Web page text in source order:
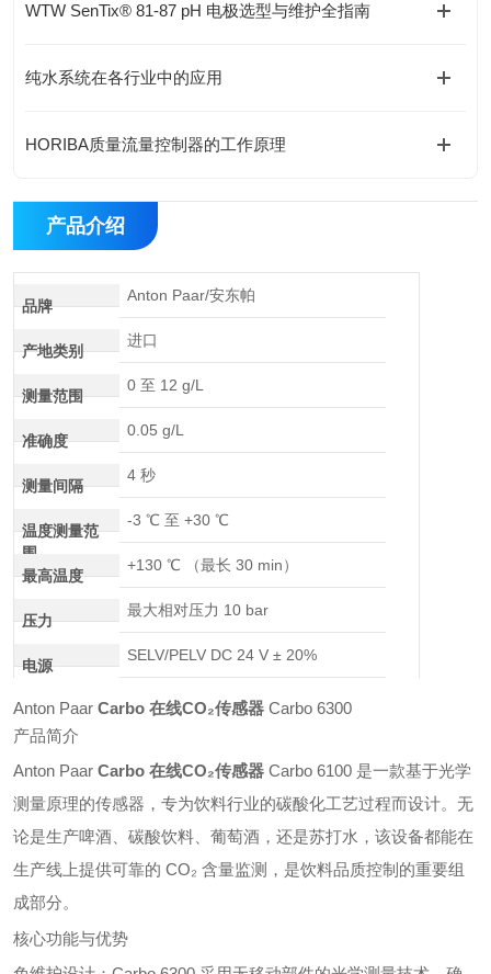
WTW SenTix® 81-87 pH 电极选型与维护全指南
纯水系统在各行业中的应用
HORIBA质量流量控制器的工作原理
产品介绍
品牌
Anton Paar/安东帕
产地类别
进口
测量范围
0 至 12 g/L
准确度
0.05 g/L
测量间隔
4 秒
温度测量范
围
-3 ℃ 至 +30 ℃
最高温度
+130 ℃ （最长 30 min）
压力
最大相对压力 10 bar
电源
SELV/PELV DC 24 V ± 20%
Anton Paar Carbo 在线CO₂传感器 Carbo 6300
产品简介
Anton Paar Carbo 在线CO₂传感器 Carbo 6100 是一款基于光学
测量原理的传感器，专为饮料行业的碳酸化工艺过程而设计。无
论是生产啤酒、碳酸饮料、葡萄酒，还是苏打水，该设备都能在
生产线上提供可靠的 CO₂ 含量监测，是饮料品质控制的重要组
成部分。
核心功能与优势